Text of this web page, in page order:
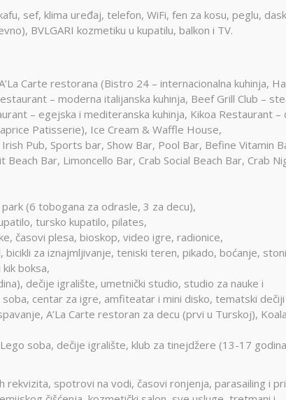
sef, klima uređaj, telefon, WiFi, fen za kosu, peglu,
BVLGARI kozmetiku u kupatilu, balkon i TV.
Carte restorana (Bistro 24 – internacionalna kuhinja,
– moderna italijanska kuhinja, Beef Grill Club –
– egejska i mediteranska kuhinja, Kikoa Restaurant –
Patisserie), Ice Cream & Waffle House,
Pub, Sports bar, Show Bar, Pool Bar, Befine Vitamin
Bar, Limoncello Bar, Crab Social Beach Bar, Crab
(6 tobogana za odrasle, 3 za decu),
tursko kupatilo, pilates,
časovi plesa, bioskop, video igre, radionice,
bicikli za iznajmljivanje, teniski teren, pikado, boćanje, stoni
boksa,
dečije igralište, umetnički studio, studio za nauke i
centar za igre, amfiteatar i mini disko, tematski dečiji
A’La Carte restoran za decu (prvi u Turskoj),
soba, dečije igralište, klub za tinejdžere (13-17
spotrovi na vodi, časovi ronjenja, parasailing i